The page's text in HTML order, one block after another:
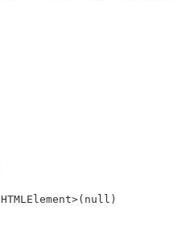
HTMLElement>( null )